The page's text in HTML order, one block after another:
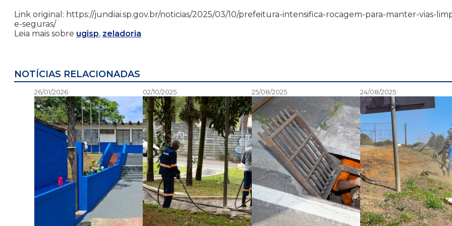
Link original: https://jundiai.sp.gov.br/noticias/2025/03/10/prefeitura-intensifica-rocagem-para-manter-vias-
e-seguras/
Leia mais sobre ugisp, zeladoria
NOTÍCIAS RELACIONADAS
26/01/2026 02/10/2025 25/08/2025 24/08/2025